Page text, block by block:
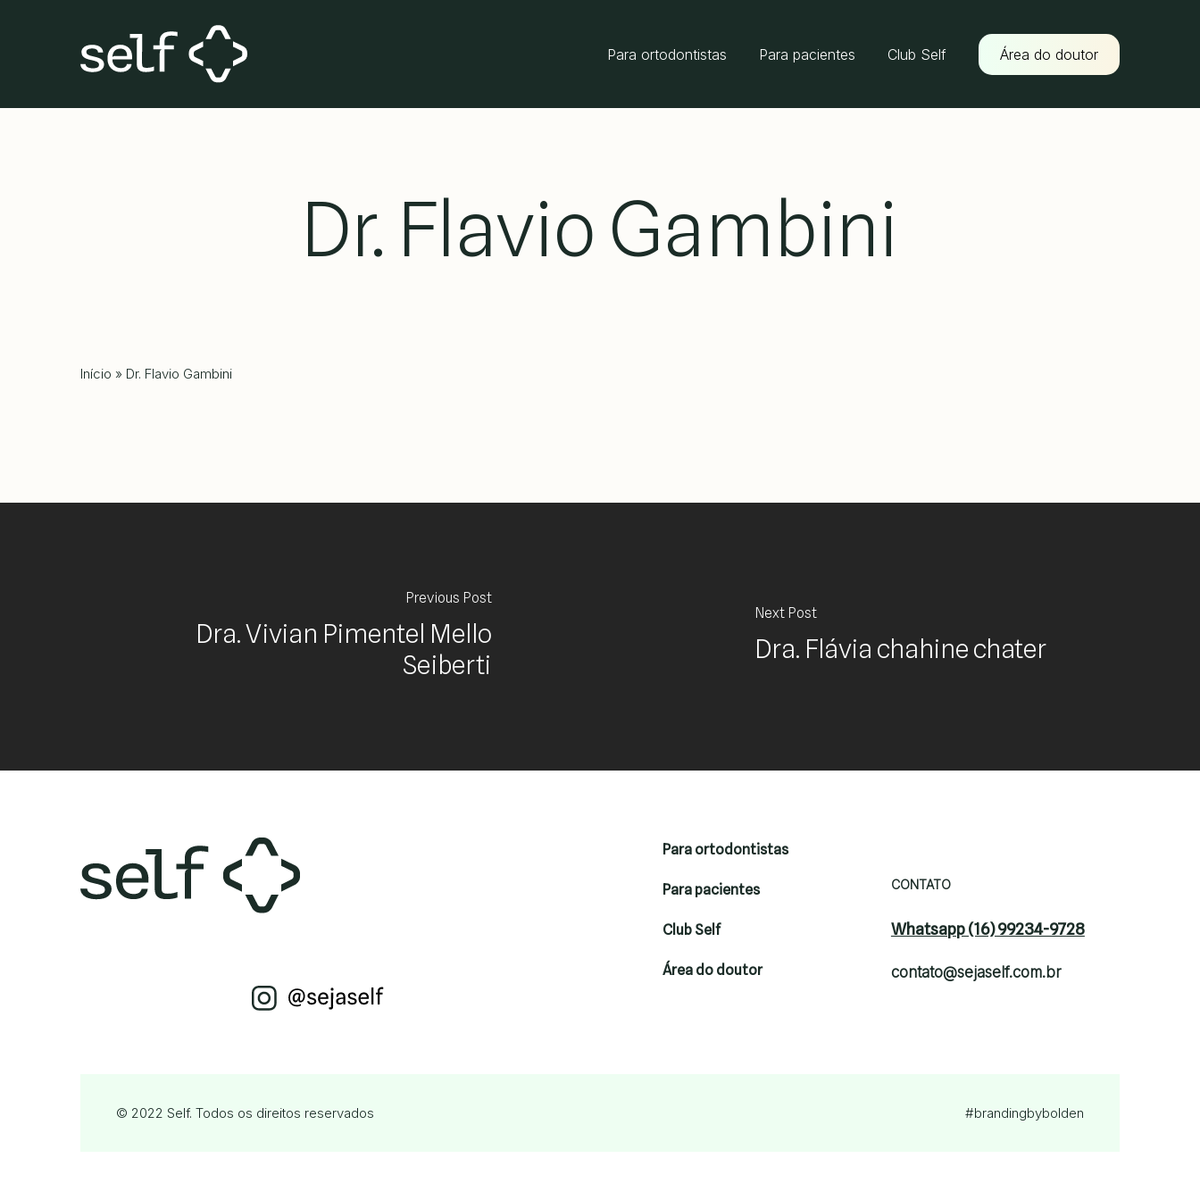
Para ortodontistas Para pacientes Club Self Área do doutor
Dr. Flavio Gambini
Início » Dr. Flavio Gambini
Previous Post
Dra. Vivian Pimentel Mello
Seiberti
Next Post
Dra. Flávia chahine chater
Para ortodontistas
Para pacientes
Club Self
Área do doutor
CONTATO
Whatsapp (16) 99234-9728
contato@sejaself.com.br
© 2022 Self. Todos os direitos reservados #brandingbybolden